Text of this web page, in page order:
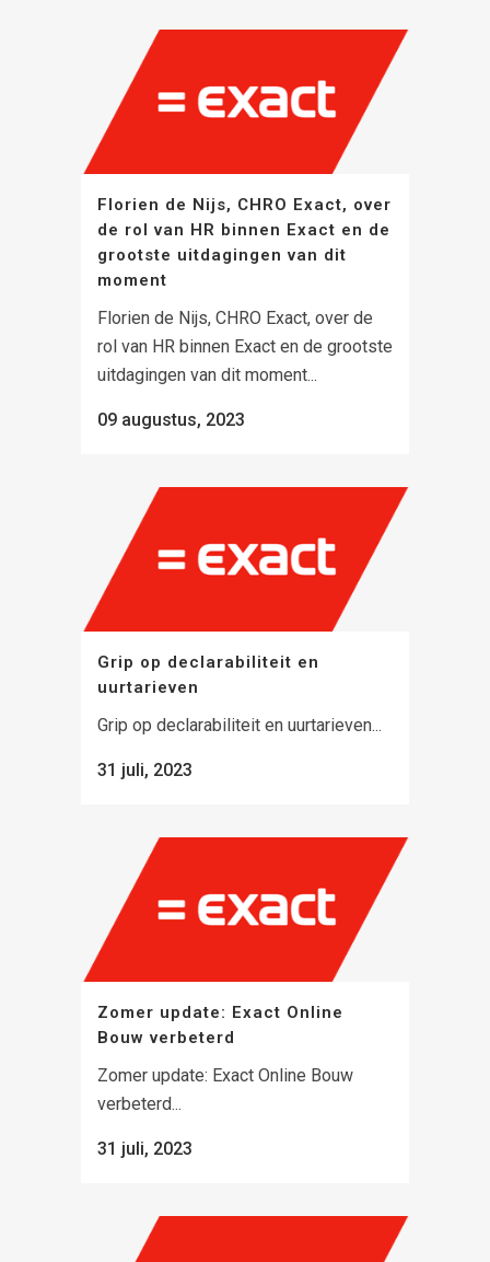
Florien de Nijs, CHRO Exact, over
de rol van HR binnen Exact en de
grootste uitdagingen van dit
moment
Florien de Nijs, CHRO Exact, over de
rol van HR binnen Exact en de grootste
uitdagingen van dit moment...
09 augustus, 2023
Grip op declarabiliteit en
uurtarieven
Grip op declarabiliteit en uurtarieven...
31 juli, 2023
Zomer update: Exact Online
Bouw verbeterd
Zomer update: Exact Online Bouw
verbeterd...
31 juli, 2023